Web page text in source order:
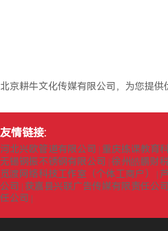
北京耕牛文化传媒有限公司，为您提
友情链接:
河北兴欧管道有限公司 重庆拣课教育
无锡钢振不锈钢有限公司
徐州皓鹏财
觅渡网络科技工作室（个体工商户）
公司
获嘉县兴联广告传媒有限责任公司
任公司